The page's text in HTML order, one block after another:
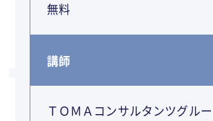
無料
講師
ＴＯＭＡコンサルタンツグル